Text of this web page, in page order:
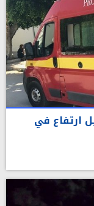
ارتفاع في